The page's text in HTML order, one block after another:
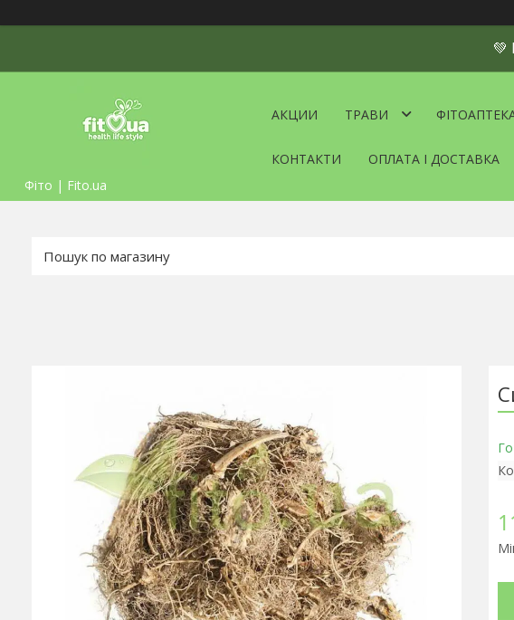
💚
Фіто | Fito.ua
АКЦИИ ТРАВИ
КОНТАКТИ ОПЛАТА І ДОСТАВКА